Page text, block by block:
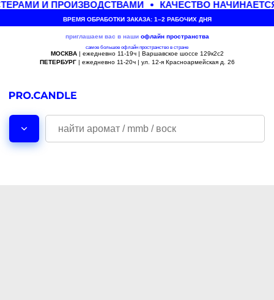
И ПРОИЗВОДСТВАМИ КАЧЕСТВО
ВРЕМЯ ОБРАБОТКИ ЗАКАЗА: 1–2 РАБОЧИХ ДНЯ
приглашаем вас в наши офлайн пространства
самое большое офлайн пространство в стране
МОСКВА| ежедневно 11-19ч | Варшавское шоссе 129к2с2
ПЕТЕРБУРГ| ежедневно 11-20ч | ул. 12-я Красноармейская д. 26